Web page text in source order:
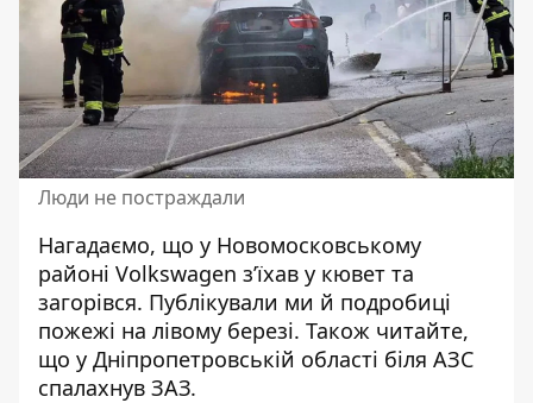
Люди не постраждали
Нагадаємо, що у Новомосковському
районі Volkswagen з’їхав у кювет та
загорівся. Публікували ми й подробиці
пожежі на лівому березі. Також читайте,
що у Дніпропетровській області біля АЗС
спалахнув ЗАЗ.